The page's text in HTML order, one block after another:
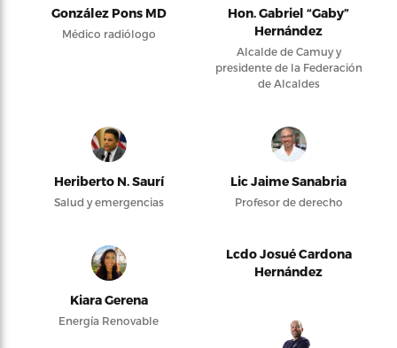
González Pons MD
Médico radiólogo
Hon. Gabriel “Gaby”
Hernández
Alcalde de Camuy y
presidente de la Federación
de Alcaldes
Heriberto N. Saurí
Salud y emergencias
Lic Jaime Sanabria
Profesor de derecho
Kiara Gerena
Energía Renovable
Lcdo Josué Cardona
Hernández